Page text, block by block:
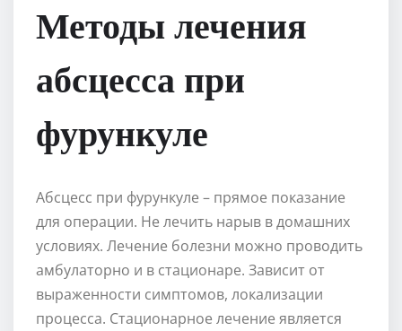
Методы лечения
абсцесса при
фурункуле
Абсцесс при фурункуле – прямое показание
для операции. Не лечить нарыв в домашних
условиях. Лечение болезни можно проводить
амбулаторно и в стационаре. Зависит от
выраженности симптомов, локализации
процесса. Стационарное лечение является